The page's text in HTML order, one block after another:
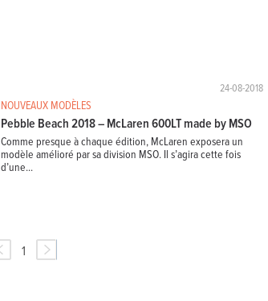
24-08-2018
NOUVEAUX MODÈLES
Pebble Beach 2018 – McLaren 600LT made by MSO
Comme presque à chaque édition, McLaren exposera un
modèle amélioré par sa division MSO. Il s’agira cette fois
d’une...
1